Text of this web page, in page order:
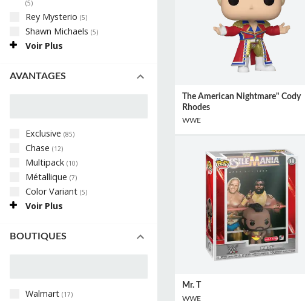
(5)
Rey Mysterio (5)
Shawn Michaels (5)
Voir Plus
AVANTAGES
Exclusive (85)
Chase (12)
Multipack (10)
Métallique (7)
Color Variant (5)
Voir Plus
BOUTIQUES
Walmart (17)
The American Nightmare" Cody
Rhodes
WWE
Mr. T
WWE